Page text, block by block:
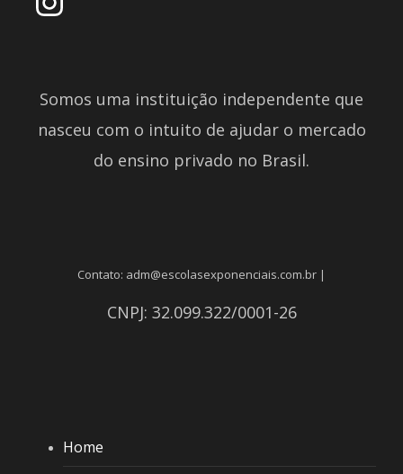
Somos uma instituição independente que
nasceu com o intuito de ajudar o mercado
do ensino privado no Brasil.
Contato: adm@escolasexponenciais.com.br |
CNPJ: 32.099.322/0001-26
Home